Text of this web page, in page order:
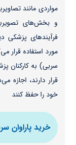
مواردی مانند
و بخش‌های
فرآیندهای پزشکی
مورد استفاده قرار
سربی) به کارکنان
قرار دارند، اجازه
خود را حفظ کنند
خرید پاراوان